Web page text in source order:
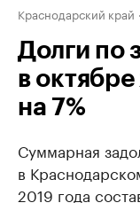
Краснодарский край
Долги по
в
на 7%
Суммарная
в
2019 года